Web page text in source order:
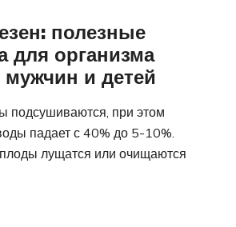
полезные
для организма
и детей
подсушиваются, при этом
падает с 40% до 5-10%.
лущатся или очищаются